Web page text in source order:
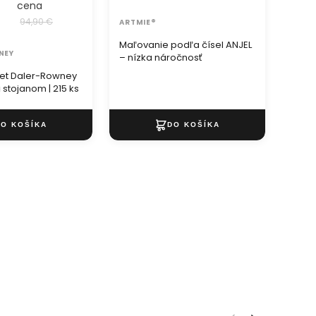
Daler-Rowney
| 215 ks
cena
94,90 €
Maľovanie podľa čísel ANJEL
– nízka náročnosť
ARTMIE®